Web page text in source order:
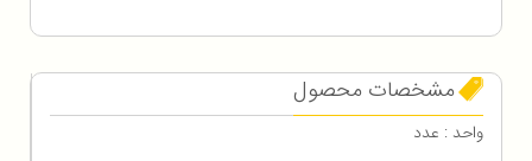
مشخصات محصول
واحد : عدد